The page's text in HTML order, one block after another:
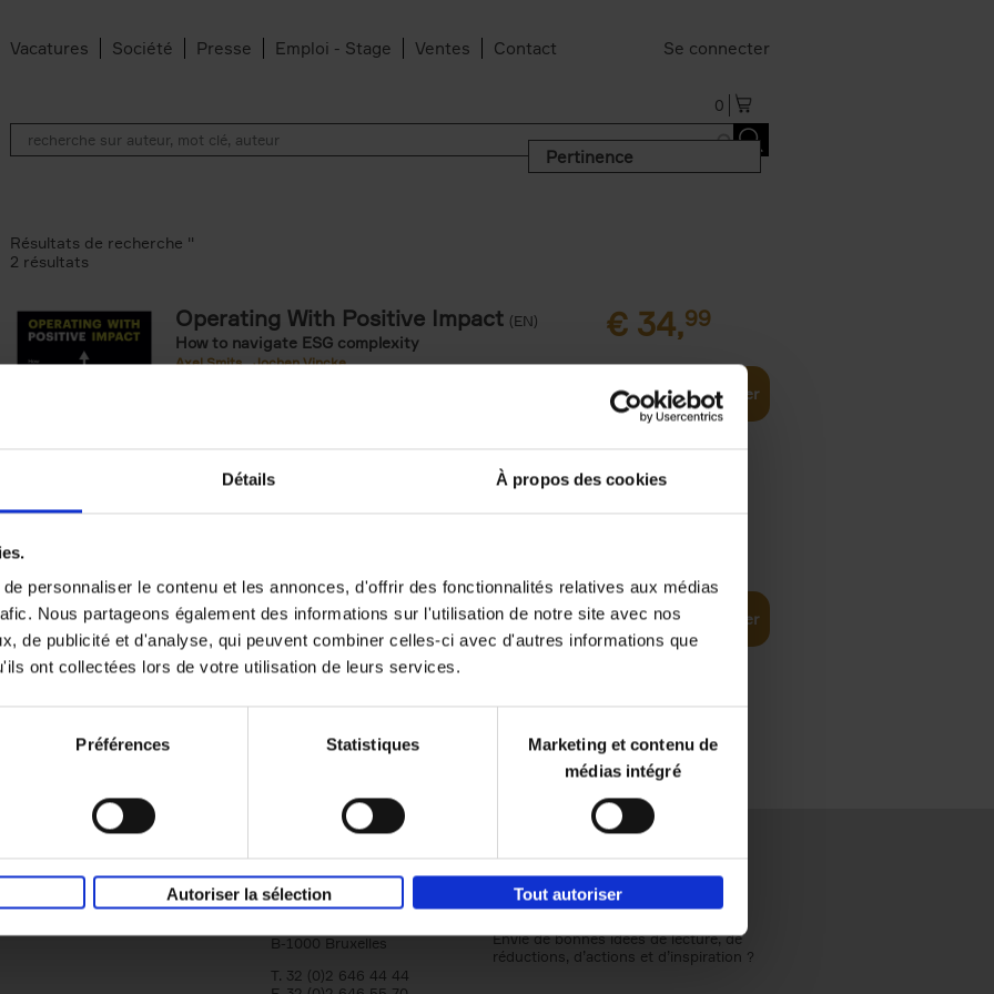
Détails À propos des cookies
personnaliser le contenu et les annonces, d'offrir des fonctionnalités relatives aux médias
Nous partageons également des informations sur l'utilisation de notre site avec nos
de publicité et d'analyse, qui peuvent combiner celles-ci avec d'autres informations que
ont collectées lors de votre utilisation de leurs services.
Préférences Statistiques
Marketing et contenu de
médias intégré
Autoriser la sélection Tout autoriser
Vacatures Société Presse Emploi - Stage Ventes Contact Se connecter
0
Pertinence
den Bussche filter
Résultats de recherche ''
2 résultats
Operating With Positive Impact (EN)
How to navigate ESG complexity
Axel Smits
Jochen Vincke
€ 34,99
Ajouter au panier
reward
Axel Smits
Bart Van den Bussche
Couverture souple
2024 222 Ajouter au panier
Qui sommes-nous?
Éditions Racine
Tour & Taxis
Avenue du Port, 86C
B-1000 Bruxelles
T. 32 (0)2 646 44 44
Envie de bonnes idées de lecture, de
réductions, d’actions et d’inspiration ?